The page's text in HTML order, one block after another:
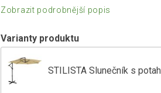
Zobrazit podrobnější popis
Varianty produktu
STILISTA Slunečník s